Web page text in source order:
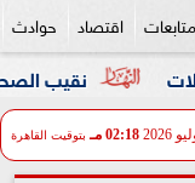
اقتصاد حوادث
نقيب الصحفيين
02:18 مـ بتوقيت القاهرة